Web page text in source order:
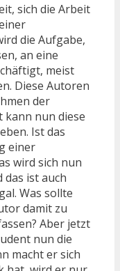
sich die Arbeit
die Aufgabe,
an eine
meist
Diese Autoren
der
kann nun diese
Ist das
einer
wird sich nun
das ist auch
Was sollte
damit zu
Aber jetzt
nun die
macht er sich